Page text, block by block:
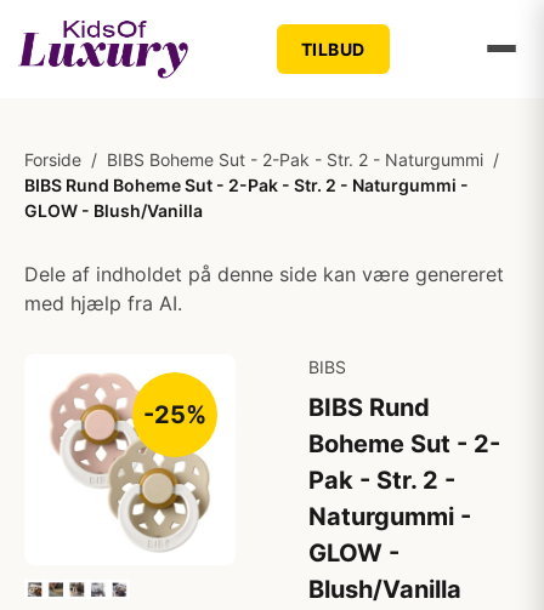
TILBUD
Forside / BIBS Boheme Sut - 2-Pak - Str. 2 - Naturgummi /
BIBS Rund Boheme Sut - 2-Pak - Str. 2 - Naturgummi -
GLOW - Blush/Vanilla
Dele af indholdet på denne side kan være genereret
med hjælp fra AI.
-25%
BIBS
BIBS Rund
Boheme Sut - 2-
Pak - Str. 2 -
Naturgummi -
GLOW -
Blush/Vanilla